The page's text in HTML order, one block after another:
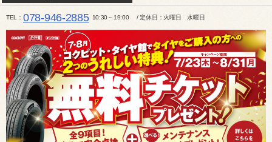
TEL 078-946-2885 10:30～19:00 / 定休日：火曜日 水曜日